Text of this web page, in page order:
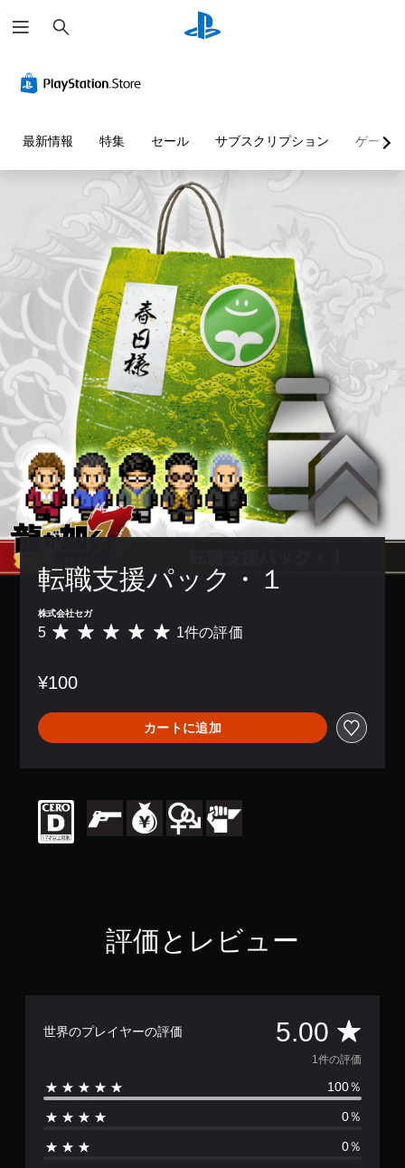
索
最新情報 特集 セール サブスクリプション ゲーム
転職支援パック・１
株式会社セガ
評
は
、
平
均
5
段
階
5 1件の評価
¥100
カートに追加
評価とレビュー
世界のプレイヤーの評価 5.00 評
価
数
は
1件の評価
100％
0％
0％